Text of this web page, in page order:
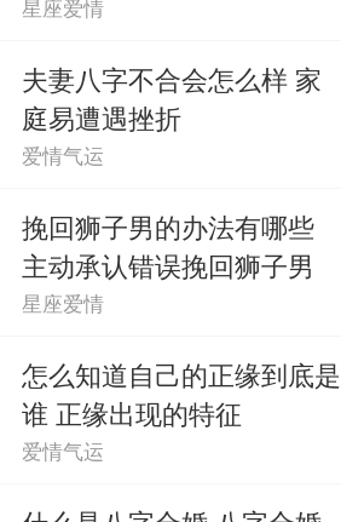
星座爱情
夫妻八字不合会怎么样 家
庭易遭遇挫折
爱情气运
挽回狮子男的办法有哪些
主动承认错误挽回狮子男
星座爱情
怎么知道自己的正缘到底是
谁 正缘出现的特征
爱情气运